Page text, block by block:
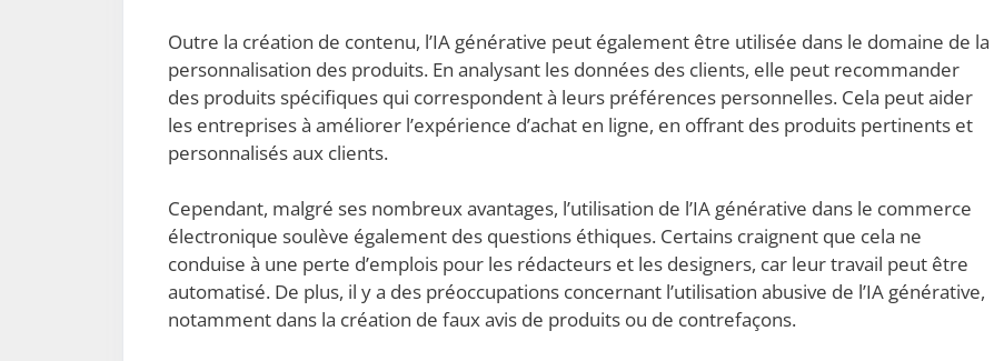
Outre la création de contenu, l’IA générative peut également être utilisée dans le domaine de la
personnalisation des produits. En analysant les données des clients, elle peut recommander
des produits spécifiques qui correspondent à leurs préférences personnelles. Cela peut aider
les entreprises à améliorer l’expérience d’achat en ligne, en offrant des produits pertinents et
personnalisés aux clients.
Cependant, malgré ses nombreux avantages, l’utilisation de l’IA générative dans le commerce
électronique soulève également des questions éthiques. Certains craignent que cela ne
conduise à une perte d’emplois pour les rédacteurs et les designers, car leur travail peut être
automatisé. De plus, il y a des préoccupations concernant l’utilisation abusive de l’IA générative,
notamment dans la création de faux avis de produits ou de contrefaçons.